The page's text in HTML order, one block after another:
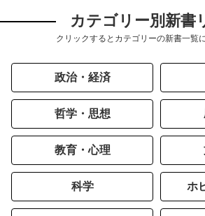
カテゴリー別新書
クリックするとカテゴリーの新書一覧
政治・経済
哲学・思想
教育・心理
科学 ホ